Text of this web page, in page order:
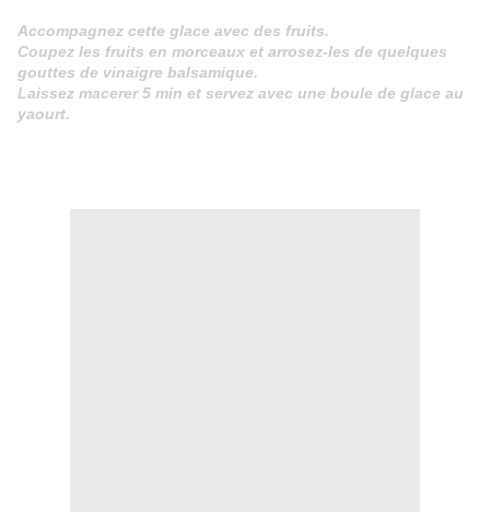
Accompagnez cette glace avec des fruits.
Coupez les fruits en morceaux et arrosez-les de quelques
gouttes de vinaigre balsamique.
Laissez macerer 5 min et servez avec une boule de glace au
yaourt.